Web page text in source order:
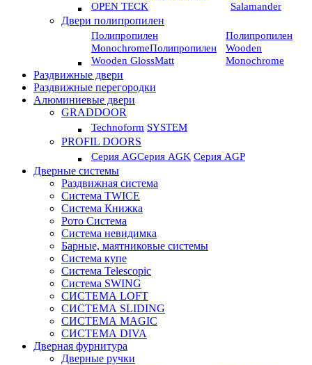
OPEN TECK
Salamander
Двери полипропилен
Полипропилен
MonochromeПолипропилен
Wooden GlossMatt
Полипропилен
Wooden
Monochrome
Раздвижные двери
Раздвижные перегородки
Алюминиевые двери
GRADDOOR
Technoform SYSTEM
PROFIL DOORS
Серия AGСерия AGK Серия AGP
Дверные системы
Раздвижная система
Система TWICE
Система Книжка
Рото Система
Система невидимка
Барные, маятниковые системы
Система купе
Система Telescopic
Система SWING
СИСТЕМА LOFT
СИСТЕМА SLIDING
СИСТЕМА MAGIC
СИСТЕМА DIVA
Дверная фурнитура
Дверные ручки